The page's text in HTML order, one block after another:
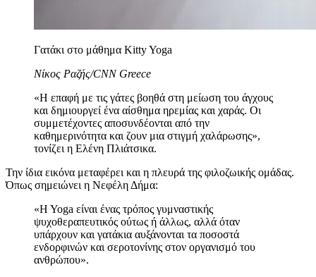
Γατάκι στο μάθημα Kitty Yoga
Νίκος Ραζής/CNN Greece
«Η επαφή με τις γάτες βοηθά στη μείωση του άγχους
και δημιουργεί ένα αίσθημα ηρεμίας και χαράς. Οι
συμμετέχοντες αποσυνδέονται από την
καθημερινότητα και ζουν μια στιγμή χαλάρωσης»,
τονίζει η Ελένη Πλιάτσικα.
Την ίδια εικόνα μεταφέρει και η πλευρά της φιλοζωικής ομάδας.
Όπως σημειώνει η Νεφέλη Δήμα:
«H Yoga είναι ένας τρόπος γυμναστικής
ψυχοθεραπευτικός ούτως ή άλλως, αλλά όταν
υπάρχουν και γατάκια αυξάνονται τα ποσοστά
ενδορφινών και σεροτονίνης στον οργανισμό του
ανθρώπου».